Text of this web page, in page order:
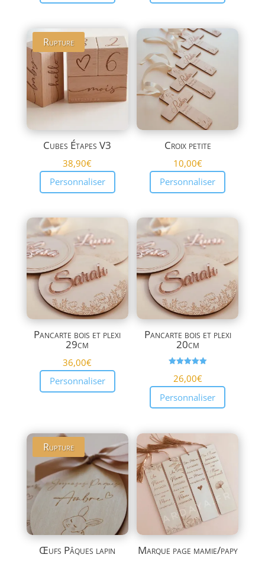
Rupture
Cubes Étapes V3
38,90€
Personnaliser
Croix petite
10,00€
Personnaliser
Pancarte bois et plexi
29cm
36,00€
Personnaliser
Pancarte bois et plexi
20cm
5.00
sur 5
26,00€
Personnaliser
Rupture
Œufs Pâques lapin Marque page mamie/papy